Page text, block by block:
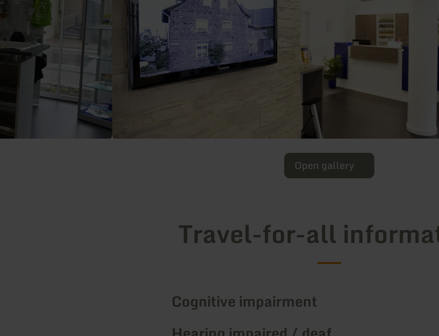
Open gallery
Travel-for-all
Cognitive impairment